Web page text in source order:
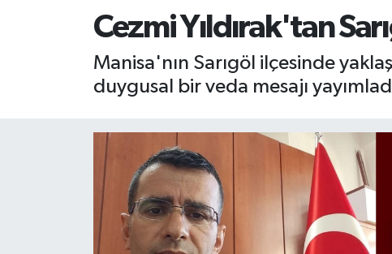
Cezmi Yıldırak'tan
Manisa'nın Sarıgöl ilçesinde
duygusal bir veda mesajı
RESMİ İLAN
BİLİM VE TEKNOLOJİ
RESMİ İLAN